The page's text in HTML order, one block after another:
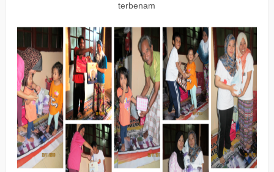
terbenam